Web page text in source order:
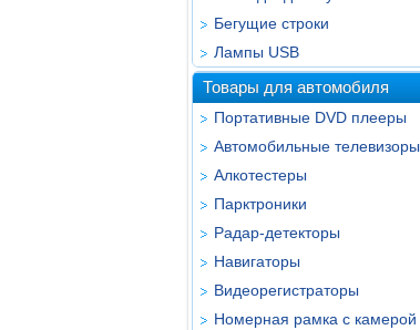
Бегущие строки
Лампы USB
Товары для автомобиля
Портативные DVD плееры
Автомобильные телевизоры
Алкотестеры
Парктроники
Радар-детекторы
Навигаторы
Видеорегистраторы
Номерная рамка с камерой